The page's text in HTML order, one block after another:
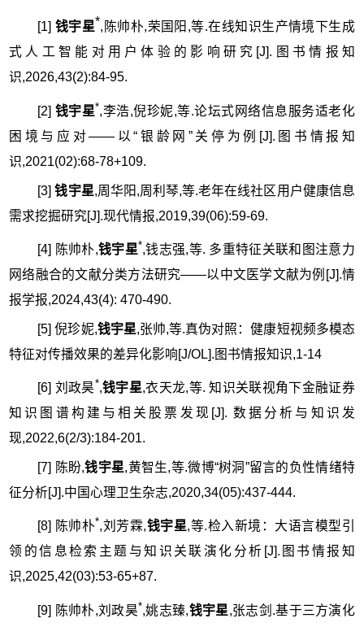
[1] 钱宇星*,陈帅朴,荣国阳,等.在线知识生产情境下生成
式人工智能对用户体验的影响研究[J].图书情报知
识,2026,43(2):84-95.
[2] 钱宇星*,李浩,倪珍妮,等.论坛式网络信息服务适老化
困境与应对——以“银龄网”关停为例[J].图书情报知
识,2021(02):68-78+109.
[3]钱宇星,周华阳,周利琴,等.老年在线社区用户健康信息
需求挖掘研究[J].现代情报,2019,39(06):59-69.
[4] 陈帅朴,钱宇星*,钱志强,等. 多重特征关联和图注意力
网络融合的文献分类方法研究——以中文医学文献为例[J].情
报学报,2024,43(4): 470-490.
[5] 倪珍妮,钱宇星,张帅,等.真伪对照：健康短视频多模态
特征对传播效果的差异化影响[J/OL].图书情报知识,1-14
[6] 刘政昊*,钱宇星,衣天龙,等. 知识关联视角下金融证券
知识图谱构建与相关股票发现[J]. 数据分析与知识发
现,2022,6(2/3):184-201.
[7] 陈盼,钱宇星,黄智生,等.微博“树洞”留言的负性情绪特
征分析[J].中国心理卫生杂志,2020,34(05):437-444.
[8] 陈帅朴*,刘芳霖,钱宇星,等.检入新境：大语言模型引
领的信息检索主题与知识关联演化分析[J].图书情报知
识,2025,42(03):53-65+87.
[9] 陈帅朴,刘政昊*,姚志臻,钱宇星,张志剑.基于三方演化